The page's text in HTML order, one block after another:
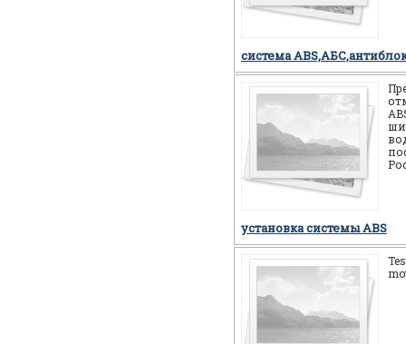
система
установка системы ABS